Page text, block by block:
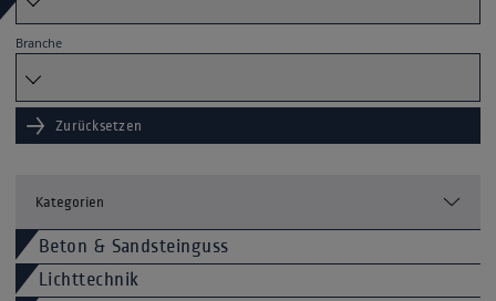
Branche
Zurücksetzen
Kategorien
Beton & Sandsteinguss
Lichttechnik